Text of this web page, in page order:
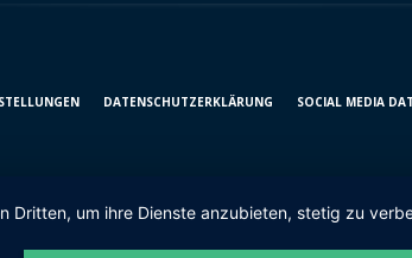
DATENSCHUTZ­ERKLÄRUNG SOCIAL MEDIA
Dritten, um ihre Dienste anzubieten, stetig zu